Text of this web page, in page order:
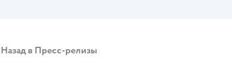
Назад в Пресс-релизы